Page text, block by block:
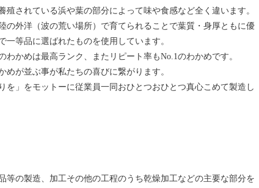
殖されている浜や葉の部分によって味や食感など全く違います。
の外洋（波の荒い場所）で育てられることで葉質・身厚ともに優
一等品に選ばれたものを使用しています。
わかめは最高ランク、またリピート率もNo.1のわかめです。
めが並ぶ事が私たちの喜びに繋がります。
を」をモットーに従業員一同おひとつおひとつ真心こめて製造し
等の製造、加工その他の工程のうち乾燥加工などの主要な部分を